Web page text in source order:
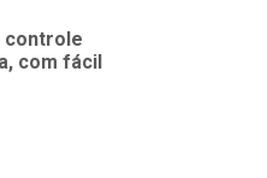
controle
com fácil